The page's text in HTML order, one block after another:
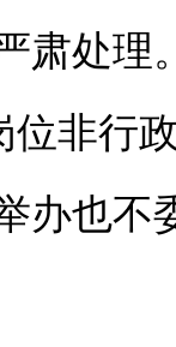
肃处理
位非行
办也不